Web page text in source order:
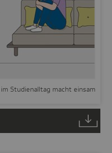
Studienalltag macht einsam